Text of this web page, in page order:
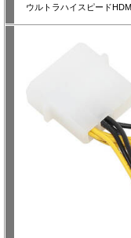
ウルトラハイスピード